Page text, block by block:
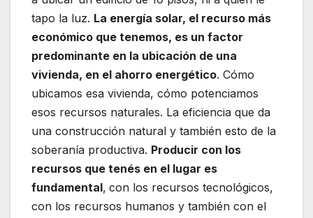
tapo la luz. La energía solar, el recurso más
económico que tenemos, es un factor
predominante en la ubicación de una
vivienda, en el ahorro energético. Cómo
ubicamos esa vivienda, cómo potenciamos
esos recursos naturales. La eficiencia que da
una construcción natural y también esto de la
soberanía productiva. Producir con los
recursos que tenés en el lugar es
fundamental, con los recursos tecnológicos,
con los recursos humanos y también con el